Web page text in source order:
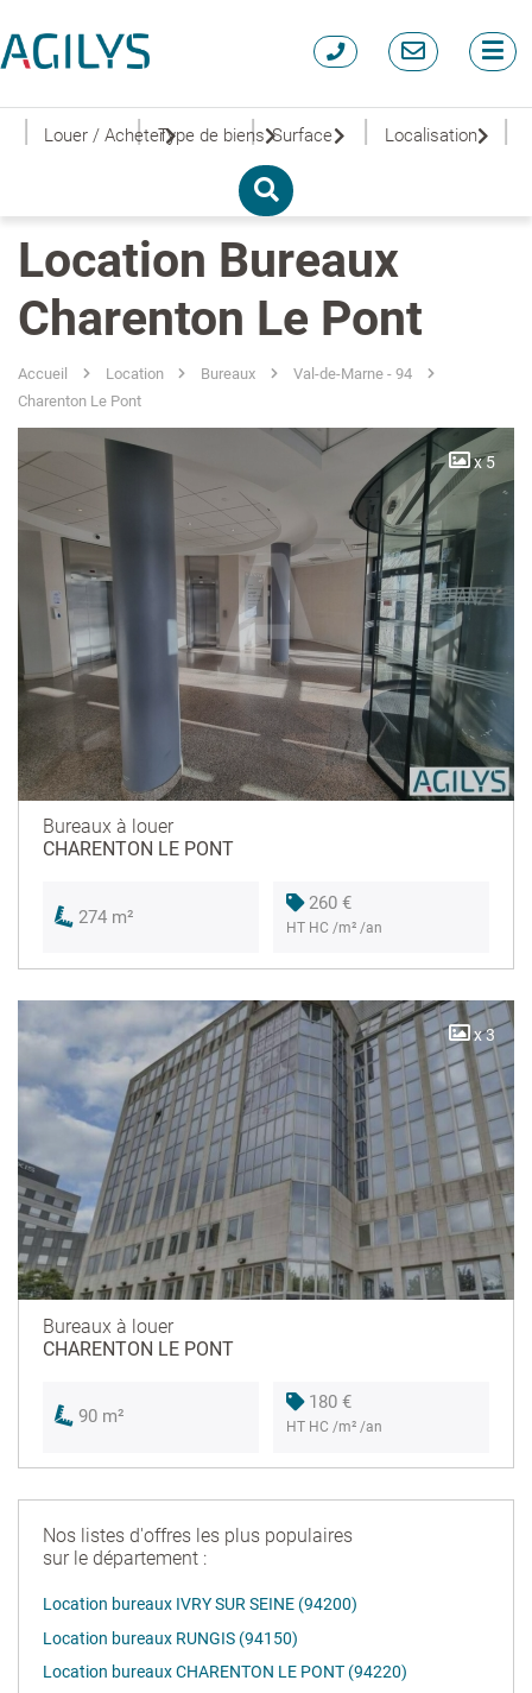
| Louer / Acheter
| Type de biens
| Surface | Localisation |
Location Bureaux
Charenton Le Pont
Accueil Location Bureaux
Val-de-Marne - 94
Charenton Le Pont
x 5
Bureaux à louer
CHARENTON LE PONT
274 m²
260 €
HT HC /m² /an
x 3
Bureaux à louer
CHARENTON LE PONT
90 m²
180 €
HT HC /m² /an
Nos listes d'offres les plus populaires
sur le département :
Location bureaux IVRY SUR SEINE (94200)
Location bureaux RUNGIS (94150)
Location bureaux CHARENTON LE PONT (94220)